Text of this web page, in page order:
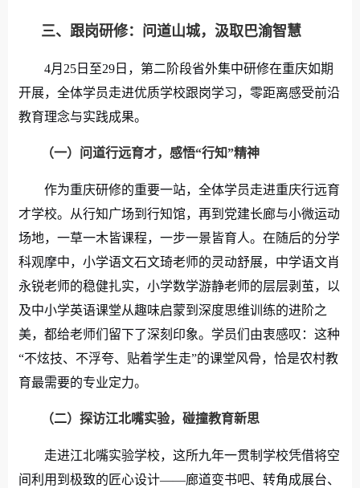
三、跟岗研修：问道山城，汲取巴渝智慧
4月 25日至29日，第二阶段省外集中研修在重庆如期
开展，全体学员走进优质学校跟岗学习，零距离感受前沿
教育理念与实践成果。
（一） 问道行远育才，感悟“行知”精神
作为重庆研修的重要一站，全体学员走进重庆行远育
才学校。从行知广场到行知馆，再到党建长廊与小微运动
场地，一草一木皆课程，一步一景皆育人。在随后的分学
科观摩中，小学语文石文琦老师的灵动舒展，中学语文肖
永锐老师的稳健扎实，小学数学游静老师的层层剥茧，以
及中小学英语课堂从趣味启蒙到深度思维训练的进阶之
美，都给老师们留下了深刻印象。学员们由衷感叹：这种
“不炫技、不浮夸、贴着学生走”的课堂风骨，恰是农村教
育最需要的专业定力。
（二） 探访江北嘴实验，碰撞教育新思
走进江北嘴实验学校，这所九年一贯制学校凭借将空
间利用到极致的匠心设计——廊道变书吧、转角成展台、